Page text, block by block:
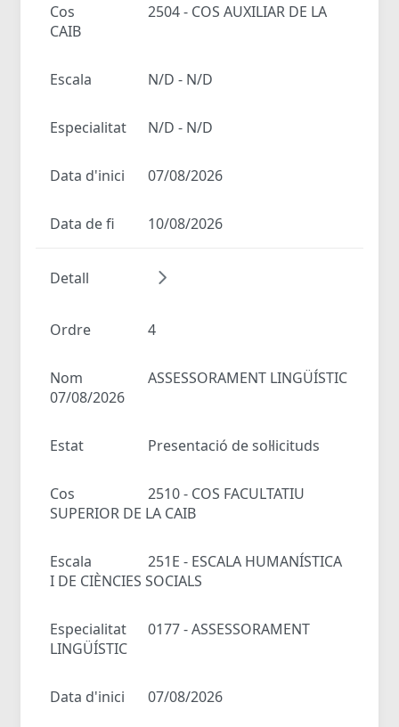
Cos
2504 - COS AUXILIAR DE LA
CAIB
Escala N/D - N/D
Especialitat N/D - N/D
Data d'inici 07/08/2026
Data de fi 10/08/2026
Detall
Ordre 4
Nom
ASSESSORAMENT LINGÜÍSTIC
07/08/2026
Estat Presentació de sol·licituds
Cos
2510 - COS FACULTATIU
SUPERIOR DE LA CAIB
Escala
251E - ESCALA HUMANÍSTICA
I DE CIÈNCIES SOCIALS
Especialitat
0177 - ASSESSORAMENT
LINGÜÍSTIC
Data d'inici 07/08/2026